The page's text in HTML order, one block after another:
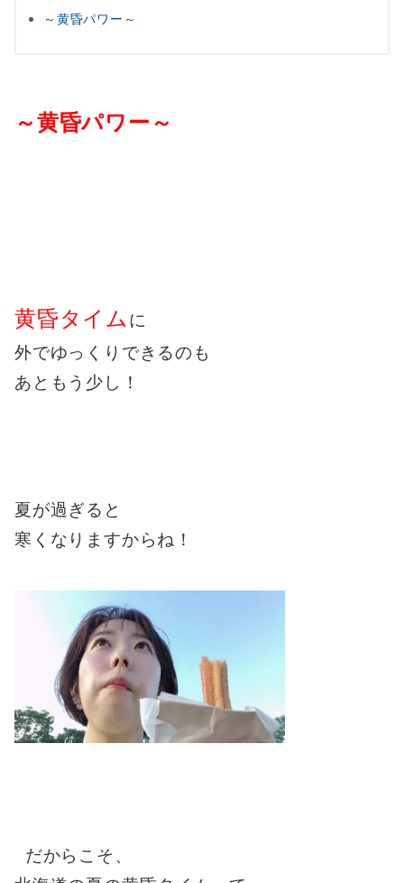
～黄昏パワー～
～黄昏パワー～
黄昏タイム に
外でゆっくりできるのも
あともう少し！
夏が過ぎると
寒くなりますからね！
だからこそ、